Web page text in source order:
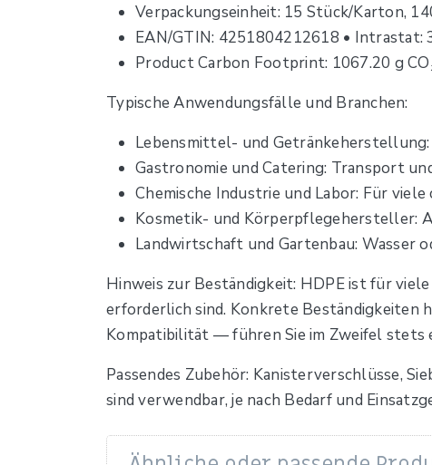
Verpackungseinheit: 15 Stück/Karton,
EAN/GTIN: 4251804212618 • Intrastat:
Product Carbon Footprint: 1067.20 g
Typische Anwendungsfälle und Branchen:
Lebensmittel- und
Gastronomie und Catering: Transport
Chemische Industrie und Labor: Für
Kosmetik- und Körperpflegehersteller:
Landwirtschaft und Gartenbau: Wasser
Hinweis zur Beständigkeit: HDPE ist für
erforderlich sind. Konkrete Beständigkeiten
Kompatibilität — führen Sie im Zweifel stets
Passendes Zubehör: Kanisterverschlüsse,
sind verwendbar, je nach Bedarf und